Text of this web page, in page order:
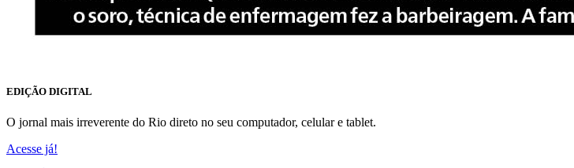
EDIÇÃO DIGITAL
O jornal mais irreverente do Rio direto no seu computador, celular e tablet.
Acesse já!